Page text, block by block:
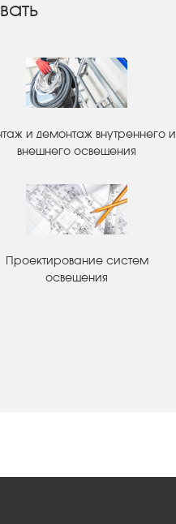
и демонтаж внутреннего и
внешнего освещения
Проектирование систем
освещения